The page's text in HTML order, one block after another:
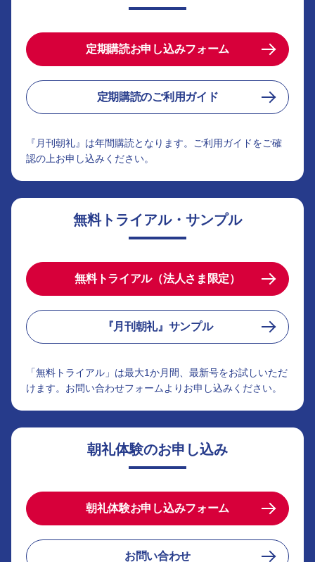
定期購読お申し込みフォーム
定期購読のご利用ガイド
『月刊朝礼』は年間購読となります。ご利用ガイドをご確
認の上お申し込みください。
無料トライアル・サンプル
無料トライアル（法人さま限定）
『月刊朝礼』サンプル
「無料トライアル」は最大1か月間、最新号をお試しいただ
けます。お問い合わせフォームよりお申し込みください。
朝礼体験のお申し込み
朝礼体験お申し込みフォーム
お問い合わせ